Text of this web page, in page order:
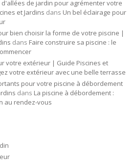
de jardin pour agrémenter votre
et Jardins dans Un bel éclairage pour
bien choisir la forme de votre piscine |
dans Faire construire sa piscine : le
votre extérieur | Guide Piscines et
votre extérieur avec une belle terrasse
pour votre piscine à débordement
dans La piscine à débordement :
au rendez-vous